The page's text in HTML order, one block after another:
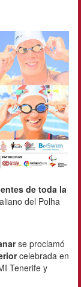
de toda la
del Polha
se proclamó
celebrada en
Tenerife y